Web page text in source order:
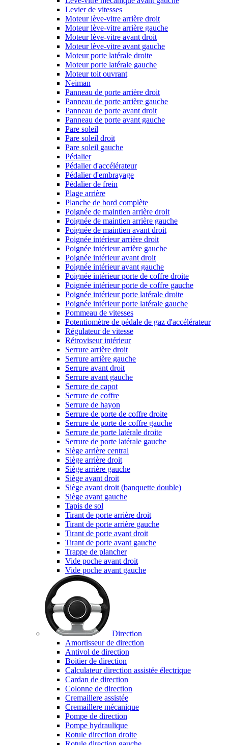
Levier de vitesses
Moteur lève-vitre arrière droit
Moteur lève-vitre arrière gauche
Moteur lève-vitre avant droit
Moteur lève-vitre avant gauche
Moteur porte latérale droite
Moteur porte latérale gauche
Moteur toit ouvrant
Neiman
Panneau de porte arrière droit
Panneau de porte arrière gauche
Panneau de porte avant droit
Panneau de porte avant gauche
Pare soleil
Pare soleil droit
Pare soleil gauche
Pédalier
Pédalier d'accélérateur
Pédalier d'embrayage
Pédalier de frein
Plage arrière
Planche de bord complète
Poignée de maintien arrière droit
Poignée de maintien arrière gauche
Poignée de maintien avant droit
Poignée intérieur arrière droit
Poignée intérieur arrière gauche
Poignée intérieur avant droit
Poignée intérieur avant gauche
Poignée intérieur porte de coffre droite
Poignée intérieur porte de coffre gauche
Poignée intérieur porte latérale droite
Poignée intérieur porte latérale gauche
Pommeau de vitesses
Potentiomètre de pédale de gaz d'accélérateur
Régulateur de vitesse
Rétroviseur intérieur
Serrure arrière droit
Serrure arrière gauche
Serrure avant droit
Serrure avant gauche
Serrure de capot
Serrure de coffre
Serrure de hayon
Serrure de porte de coffre droite
Serrure de porte de coffre gauche
Serrure de porte latérale droite
Serrure de porte latérale gauche
Siège arrière central
Siège arrière droit
Siège arrière gauche
Siège avant droit
Siège avant droit (banquette double)
Siège avant gauche
Tapis de sol
Tirant de porte arrière droit
Tirant de porte arrière gauche
Tirant de porte avant droit
Tirant de porte avant gauche
Trappe de plancher
Vide poche avant droit
Vide poche avant gauche
Direction
Amortisseur de direction
Antivol de direction
Boitier de direction
Calculateur direction assistée électrique
Cardan de direction
Colonne de direction
Cremaillere assistée
Cremaillere mécanique
Pompe de direction
Pompe hydraulique
Rotule direction droite